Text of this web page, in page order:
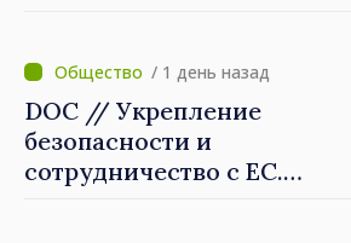
которые будут их
защищать»
/ 1 день назад
DOC // Укрепление
безопасности и
сотрудничество с ЕС.